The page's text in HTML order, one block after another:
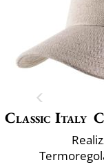
Classic Italy